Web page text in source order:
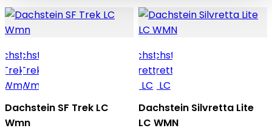
Dachstein SF Trek LC
Wmn
Dachstein Silvretta Lite
LC WMN